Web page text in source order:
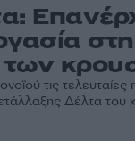
των
τις τελευταίες
Δέλτα του